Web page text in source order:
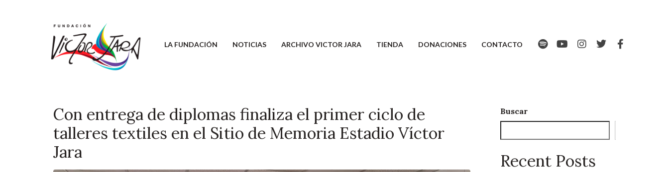
LA FUNDACIÓN NOTICIAS ARCHIVO VICTOR JARA TIENDA DONACIONES CONTACTO
Con entrega de diplomas finaliza el primer ciclo de
talleres textiles en el Sitio de Memoria Estadio Víctor
Jara
Buscar
Recent Posts